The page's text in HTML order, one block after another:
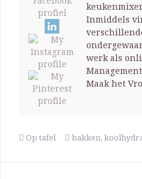
Inmiddels
werk als
Maak het
Op tafel bakken,